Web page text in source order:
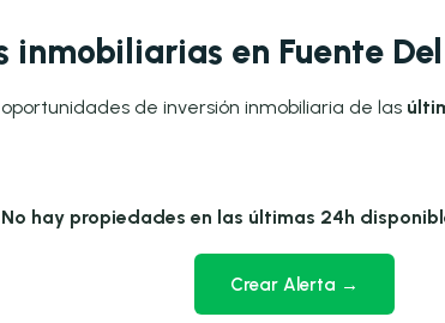
inmobiliarias en Fuente
de inversión inmobiliaria de las
No hay propiedades en las últimas 24h
Crear Alerta →